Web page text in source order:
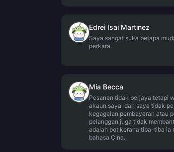
Edrei Isai Martinez
Saya sangat suka betapa
perkara.
Mia Becca
Pesanan tidak berjaya tetapi
akaun saya, dan saya tidak
kegagalan pembayaran atau
pelanggan juga tidak
adalah bot kerana tiba-tiba ia
bahasa Cina.